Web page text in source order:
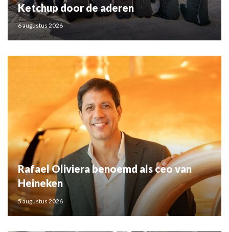
Ketchup door de aderen
6 augustus 2026
Rafael Oliviera benoemd als ceo van
Heineken
5 augustus 2026